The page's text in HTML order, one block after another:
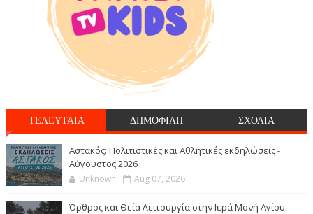
ΤΕΛΕΥΤΑΙΑ ΔΗΜΟΦΙΛΗ ΣΧΟΛΙΑ
Αστακός: Πολιτιστικές και Αθλητικές εκδηλώσεις -
Αύγουστος 2026
Unknown Aug 07, 2026
Όρθρος και Θεία Λειτουργία στην Ιερά Μονή Αγίου